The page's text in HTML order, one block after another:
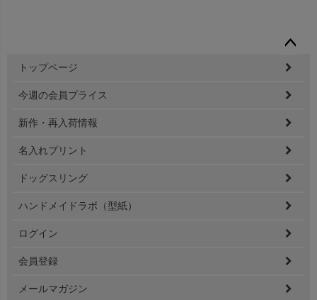
ペー
ップ
トップページ
今週の会員プライス
新作・再入荷情報
名入れプリント
ドッグスリング
ハンドメイドラボ（型紙）
ログイン
会員登録
メールマガジン